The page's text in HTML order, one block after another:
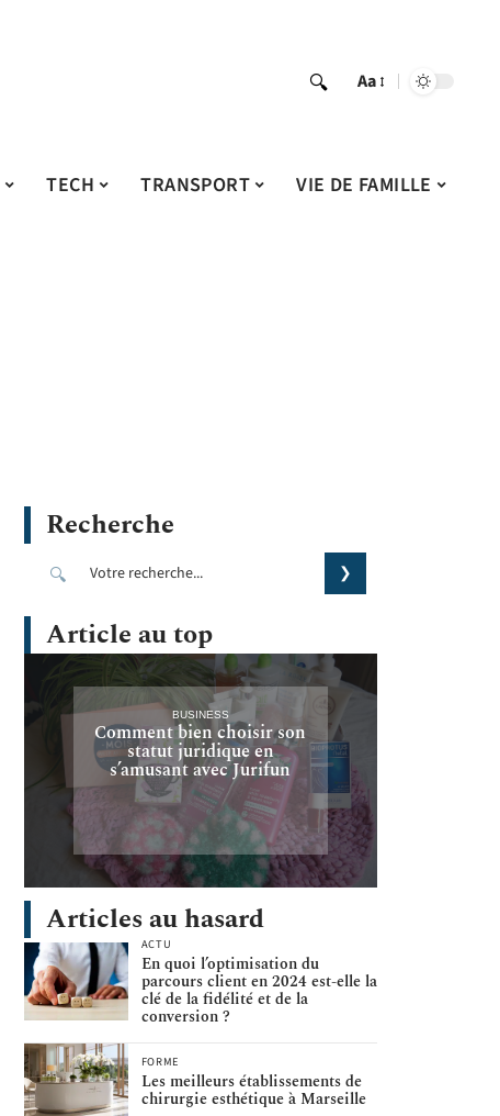
Aa
TECH TRANSPORT VIE DE FAMILLE
Recherche
Article au top
BUSINESS
Comment bien choisir son
statut juridique en
s’amusant avec Jurifun
Articles au hasard
ACTU
En quoi l’optimisation du
parcours client en 2024 est-elle la
clé de la fidélité et de la
conversion ?
FORME
Les meilleurs établissements de
chirurgie esthétique à Marseille